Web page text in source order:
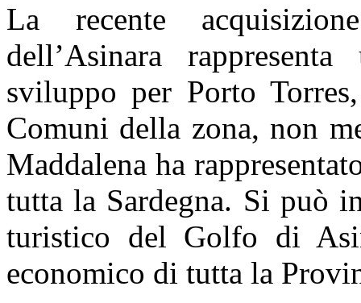
La recente
dell’Asinara
sviluppo per Porto
Comuni della zona, non
Maddalena ha
tutta la Sardegna. Si può
turistico del Golfo di
economico di tutta la